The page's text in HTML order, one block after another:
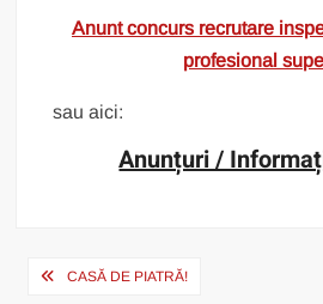
Anunt concurs recrutare
profesional
sau aici:
Anunțuri /
PostCASĂ DE PIATRĂ!